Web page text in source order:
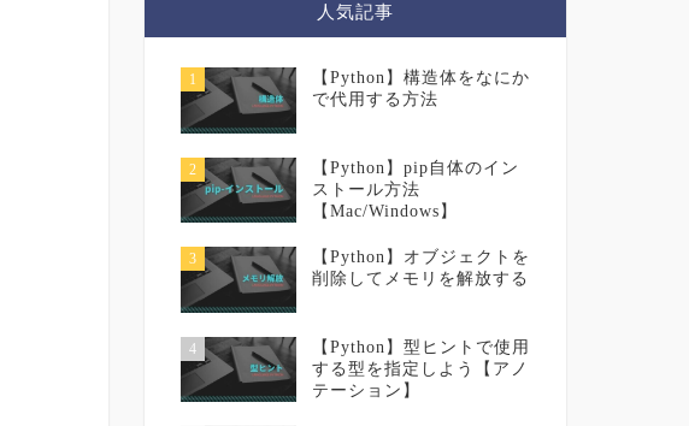
人気記事
1
【Python】構造体をなにか
で代用する方法
2
【Python】pip自体のイン
ストール方法
【Mac/Windows】
3
【Python】オブジェクトを
削除してメモリを解放する
4
【Python】型ヒントで使用
する型を指定しよう【アノ
テーション】